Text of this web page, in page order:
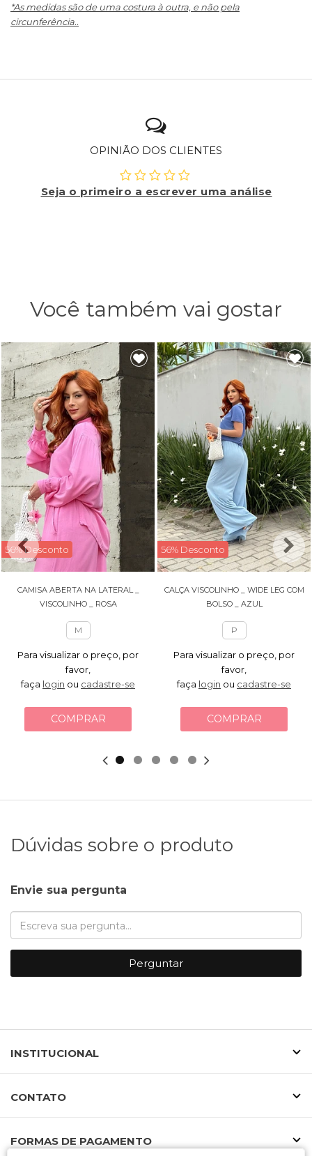
*As medidas são de uma costura à outra, e não pela
circunferência..
OPINIÃO DOS CLIENTES
Seja o primeiro a escrever uma análise
Você também vai gostar
56% Desconto
CAMISA ABERTA NA LATERAL _
VISCOLINHO _ ROSA
M
Para visualizar o preço, por
favor,
faça login ou cadastre-se
COMPRAR
56% Desconto
CALÇA VISCOLINHO _ WIDE LEG COM
BOLSO _ AZUL
P
Para visualizar o preço, por
favor,
faça login ou cadastre-se
COMPRAR
Dúvidas sobre o produto
Envie sua pergunta
Perguntar
INSTITUCIONAL
CONTATO
FORMAS DE PAGAMENTO